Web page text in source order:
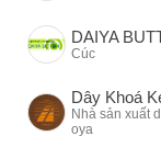
DAIYA
Cúc
Dây Khoá
Nhà sản xuất
oya